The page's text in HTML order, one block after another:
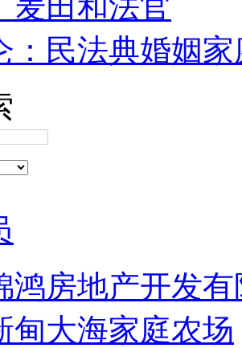
：民法典婚姻
鸿房地产开发
甸大海家庭农场